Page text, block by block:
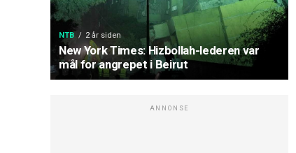
NTB 2 år siden
New York Times: Hizbollah-lederen var
mål for angrepet i Beirut
ANNONSE